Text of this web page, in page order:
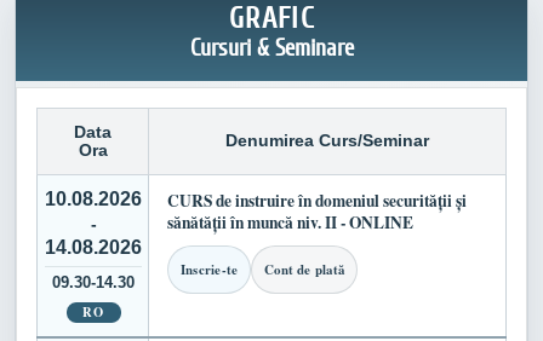
GRAFIC
Cursuri & Seminare
Data
Ora
Denumirea Curs/Seminar
10.08.2026
-
14.08.2026
09.30-14.30
RO
CURS de instruire în domeniul securității și
sănătății în muncă niv. II - ONLINE
Inscrie-te Cont de plată